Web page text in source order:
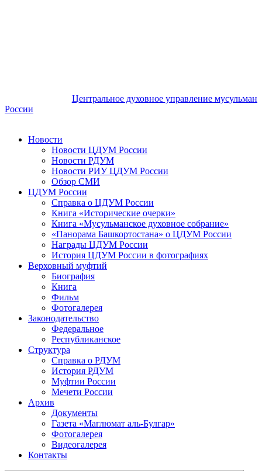
Центральное духовное управление мусульман
России
Новости
Новости ЦДУМ России
Новости РДУМ
Новости РИУ ЦДУМ России
Обзор СМИ
ЦДУМ России
Справка о ЦДУМ России
Книга «Исторические очерки»
Книга «Мусульманское духовное собрание»
«Панорама Башкортостана» о ЦДУМ России
Награды ЦДУМ России
История ЦДУМ России в фотографиях
Верховный муфтий
Биография
Книга
Фильм
Фотогалерея
Законодательство
Федеральное
Республиканское
Структура
Справка о РДУМ
История РДУМ
Муфтии России
Мечети России
Архив
Документы
Газета «Маглюмат аль-Булгар»
Фотогалерея
Видеогалерея
Контакты